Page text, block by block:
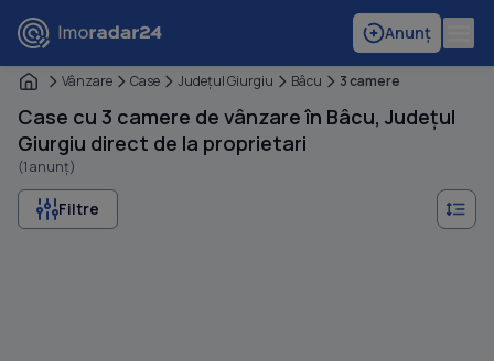
Anunț
Vânzare Case Judeţul Giurgiu Bâcu 3 camere
Case cu 3 camere de vânzare în Bâcu, Județul
Giurgiu direct de la proprietari
(1 anunț)
Filtre